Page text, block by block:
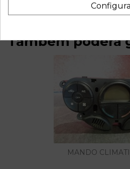
Também poderá
MANDO